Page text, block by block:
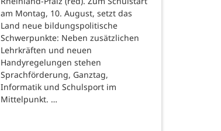
am Montag, 10. August, setzt das
Land neue bildungspolitische
Schwerpunkte: Neben zusätzlichen
Lehrkräften und neuen
Handyregelungen stehen
Sprachförderung, Ganztag,
Informatik und Schulsport im
Mittelpunkt. …